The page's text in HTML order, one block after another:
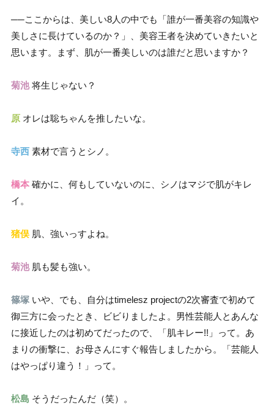
──ここからは、美しい8人の中でも「誰が一番美容の知識や
美しさに長けているのか？」、美容王者を決めていきたいと
思います。まず、肌が一番美しいのは誰だと思いますか？
菊池将生じゃない？
原 オレは聡ちゃんを推したいな。
寺西 素材で言うとシノ。
橋本 確かに、何もしていないのに、シノはマジで肌がキレ
イ。
猪俣 肌、強いっすよね。
菊池肌も髪も強い。
篠塚 いや、でも、自分はtimelesz projectの2次審査で初めて
御三方に会ったとき、ビビりましたよ。男性芸能人とあんな
に接近したのは初めてだったので、「肌キレー!!」って。あ
まりの衝撃に、お母さんにすぐ報告しましたから。「芸能人
はやっぱり違う！」って。
松島 そうだったんだ（笑）。